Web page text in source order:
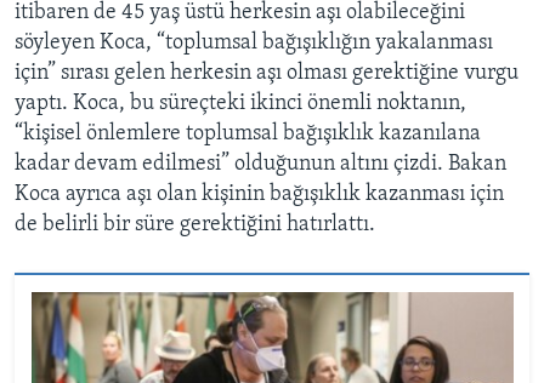
itibaren de 45 yaş üstü herkesin aşı olabileceğini
söyleyen Koca, “toplumsal bağışıklığın yakalanması
için” sırası gelen herkesin aşı olması gerektiğine vurgu
yaptı. Koca, bu süreçteki ikinci önemli noktanın,
“kişisel önlemlere toplumsal bağışıklık kazanılana
kadar devam edilmesi” olduğunun altını çizdi. Bakan
Koca ayrıca aşı olan kişinin bağışıklık kazanması için
de belirli bir süre gerektiğini hatırlattı.